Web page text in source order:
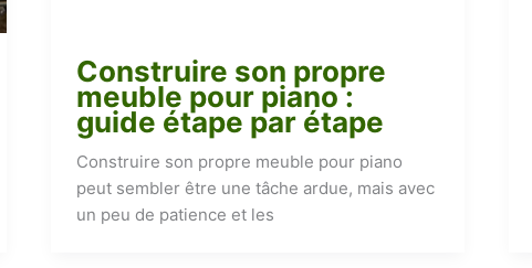
Construire son propre
meuble pour piano :
guide étape par étape
Construire son propre meuble pour piano
peut sembler être une tâche ardue, mais avec
un peu de patience et les